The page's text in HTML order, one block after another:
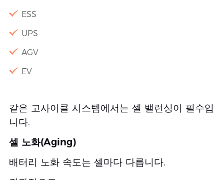
ESS
UPS
AGV
EV
같은 고사이클 시스템에서는 셀 밸런싱이 필수입
니다.
셀 노화(Aging)
배터리 노화 속도는 셀마다 다릅니다.